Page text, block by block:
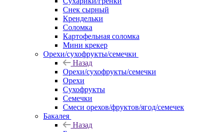
Снек сырный
Крендельки
Соломка
Картофельная соломка
Мини крекер
Орехи/сухофрукты/семечки
Назад
Орехи/сухофрукты/семечки
Орехи
Сухофрукты
Семечки
Смеси орехов/фруктов/ягод/семечек
Бакалея
Назад